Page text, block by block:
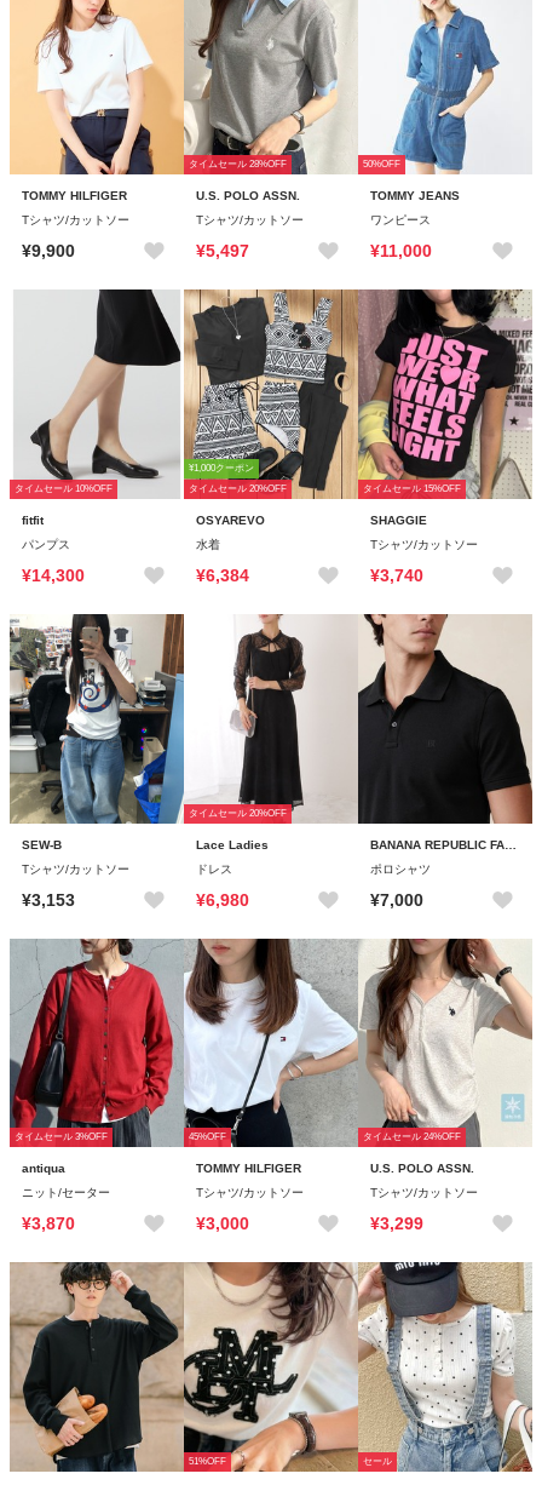
TOMMY HILFIGER
Tシャツ/カットソー
¥9,900
タイムセール 28%OFF
U.S. POLO ASSN.
Tシャツ/カットソー
¥5,497
50%OFF
TOMMY JEANS
ワンピース
¥11,000
タイムセール 10%OFF
fitfit
パンプス
¥14,300
¥1,000クーポン
タイムセール 20%OFF
OSYAREVO
水着
¥6,384
タイムセール 15%OFF
SHAGGIE
Tシャツ/カットソー
¥3,740
SEW-B
Tシャツ/カットソー
¥3,153
タイムセール 20%OFF
Lace Ladies
ドレス
¥6,980
ポロシャツ
¥7,000
タイムセール 3%OFF
antiqua
ニット/セーター
¥3,870
45%OFF
TOMMY HILFIGER
Tシャツ/カットソー
¥3,000
タイムセール 24%OFF
U.S. POLO ASSN.
Tシャツ/カットソー
¥3,299
51%OFF セール